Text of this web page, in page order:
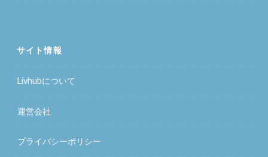
サイト情報
Livhubについて
運営会社
プライバシーポリシー